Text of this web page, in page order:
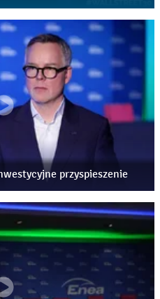
fotowoltaiki oraz
09:28 – rekordowe
rozwój sieci, bloków
cyfryzacja
inteligencja oraz
energetyczną, 13:22 – czy
potencjał spółki i
– powrót dywidendy, czy
regularne wypłaty w
Bogdanki, wyniki
w strategii Grupy
powinna opierać się na
energetycznym,
innych państw, 24:31 –
energetyczną, czy
zmian, 26:17 –
największe wyzwania,
przyspieszenie